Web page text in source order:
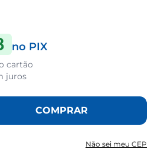
no PIX
cartão
juros
COMPRAR
Não sei meu CEP